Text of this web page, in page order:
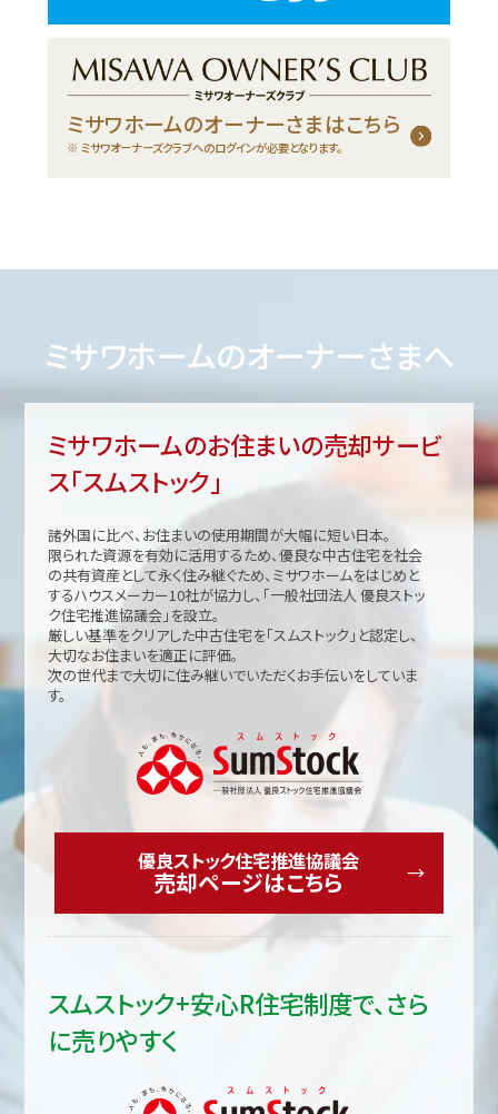
ミサワホームのオーナーさまはこちら
ミサワオーナーズクラブへのログインが必要となります。
ミサワホームのオーナーさまへ
ミサワホームのお住まいの売却サービ
ス「スムストック」
諸外国に比べ、お住まいの使用期間が大幅に短い日本。
限られた資源を有効に活用するため、優良な中古住宅を社会
の共有資産として永く住み継ぐため、ミサワホームをはじめと
するハウスメーカー10社が協力し、「一般社団法人 優良ストッ
ク住宅推進協議会」を設立。
厳しい基準をクリアした中古住宅を「スムストック」と認定し、
大切なお住まいを適正に評価。
次の世代まで大切に住み継いでいただくお手伝いをしていま
す。
優良ストック住宅推進協議会
売却ページはこちら
スムストック+安心R住宅制度で、さら
に売りやすく